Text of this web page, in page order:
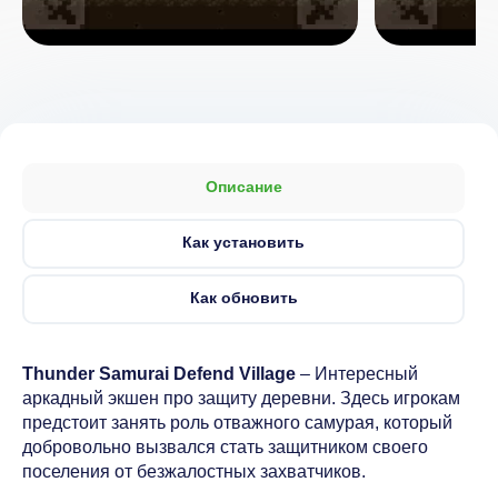
Описание
Как установить
Как обновить
Thunder Samurai Defend Village – Интересный
аркадный экшен про защиту деревни. Здесь игрокам
предстоит занять роль отважного самурая, который
добровольно вызвался стать защитником своего
поселения от безжалостных захватчиков.